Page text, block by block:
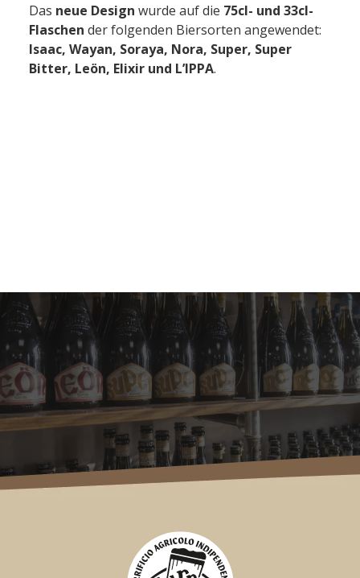
Das neue Design wurde auf die 75cl- und 33cl-
Flaschen der folgenden Biersorten angewendet:
Isaac, Wayan, Soraya, Nora, Super, Super
Bitter, Leön, Elixir und L’IPPA.